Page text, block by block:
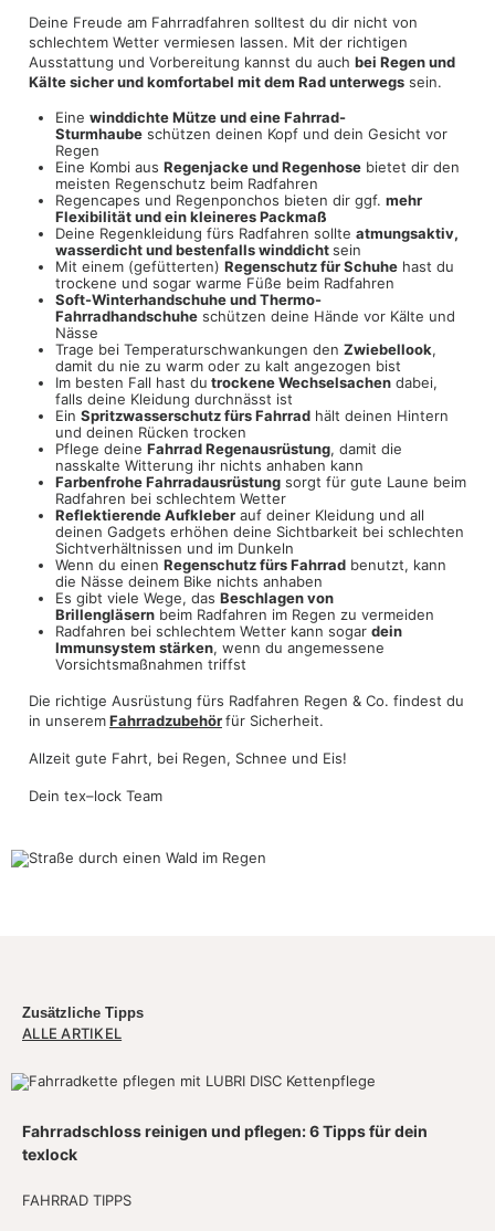
Deine Freude am Fahrradfahren solltest du dir nicht von
schlechtem Wetter vermiesen lassen. Mit der richtigen
Ausstattung und Vorbereitung kannst du auch bei Regen und
Kälte sicher und komfortabel mit dem Rad unterwegs sein.
Eine winddichte Mütze und eine Fahrrad-
Sturmhaube schützen deinen Kopf und dein Gesicht vor
Regen
Eine Kombi aus Regenjacke und Regenhose bietet dir den
meisten Regenschutz beim Radfahren
Regencapes und Regenponchos bieten dir ggf. mehr
Flexibilität und ein kleineres Packmaß
Deine Regenkleidung fürs Radfahren sollte atmungsaktiv,
wasserdicht und bestenfalls winddichtsein
Mit einem (gefütterten) Regenschutz für Schuhe hast du
trockene und sogar warme Füße beim Radfahren
Soft-Winterhandschuhe und Thermo-
Fahrradhandschuhe schützen deine Hände vor Kälte und
Nässe
Trage bei Temperaturschwankungen den Zwiebellook,
damit du nie zu warm oder zu kalt angezogen bist
Im besten Fall hast du trockene Wechselsachen dabei,
falls deine Kleidung durchnässt ist
Ein Spritzwasserschutz fürs Fahrrad hält deinen Hintern
und deinen Rücken trocken
Pflege deine Fahrrad Regenausrüstung, damit die
nasskalte Witterung ihr nichts anhaben kann
Farbenfrohe Fahrradausrüstung sorgt für gute Laune beim
Radfahren bei schlechtem Wetter
Reflektierende Aufkleber auf deiner Kleidung und all
deinen Gadgets erhöhen deine Sichtbarkeit bei schlechten
Sichtverhältnissen und im Dunkeln
Wenn du einen Regenschutz fürs Fahrrad benutzt, kann
die Nässe deinem Bike nichts anhaben
Es gibt viele Wege, das Beschlagen von
Brillengläsern beim Radfahren im Regen zu vermeiden
Radfahren bei schlechtem Wetter kann sogar dein
Immunsystem stärken, wenn du angemessene
Vorsichtsmaßnahmen triffst
Die richtige Ausrüstung fürs Radfahren Regen & Co. findest du
in unseremFahrradzubehörfür Sicherheit.
Allzeit gute Fahrt, bei Regen, Schnee und Eis!
Dein tex–lock Team
Zusätzliche Tipps
ALLE ARTIKEL
Fahrradschloss reinigen und pflegen: 6 Tipps für dein
texlock
FAHRRAD TIPPS